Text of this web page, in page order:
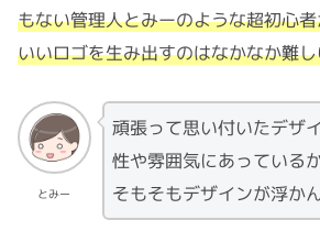
もない管理人とみーのような超初心
いいロゴを生み出すのはなかなか難
とみー
頑張って思い付いたデザ
性や雰囲気にあっている
そもそもデザインが浮か